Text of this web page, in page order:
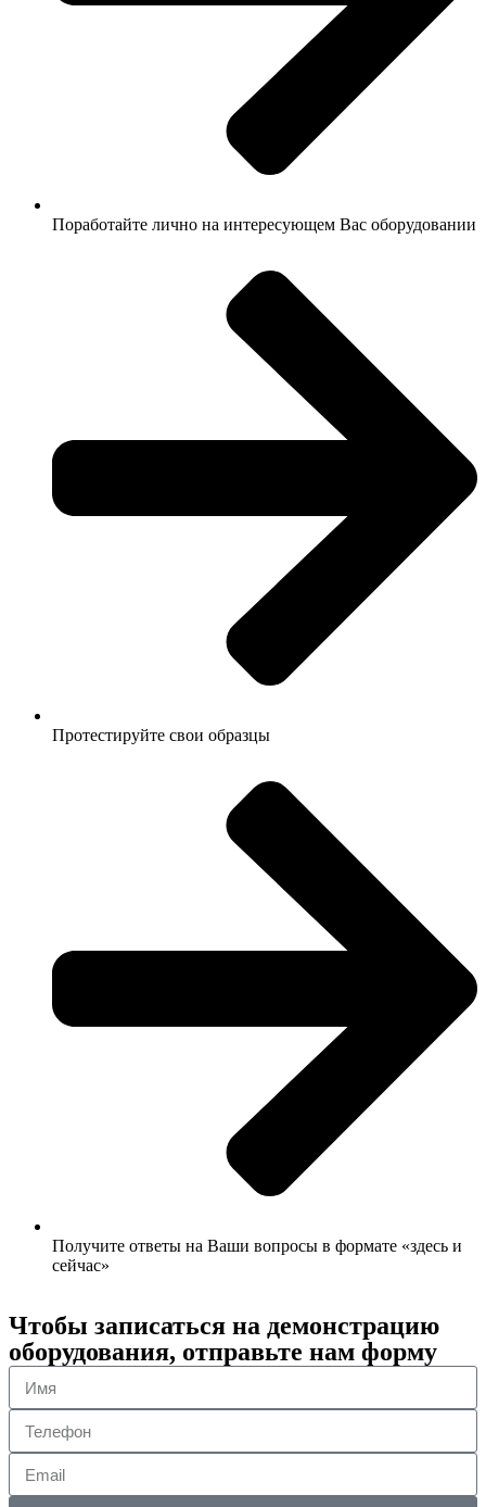
Поработайте лично на интересующем Вас оборудовании
Протестируйте свои образцы
Получите ответы на Ваши вопросы в формате «здесь и
сейчас»
Чтобы записаться на демонстрацию
оборудования, отправьте нам форму